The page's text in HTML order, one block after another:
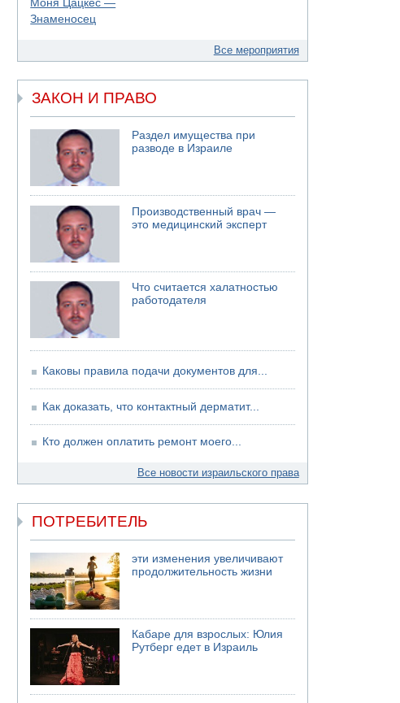
Все мероприятия
ЗАКОН И ПРАВО
Раздел имущества при
разводе в Израиле
Производственный врач —
это медицинский эксперт
Что считается халатностью
работодателя
Каковы правила подачи документов для...
Как доказать, что контактный дерматит...
Кто должен оплатить ремонт моего...
Все новости израильского права
ПОТРЕБИТЕЛЬ
эти изменения увеличивают
продолжительность жизни
Кабаре для взрослых: Юлия
Рутберг едет в Израиль